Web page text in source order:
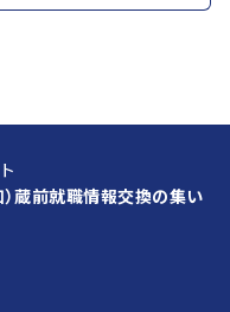
）蔵前就職情報交換の集い